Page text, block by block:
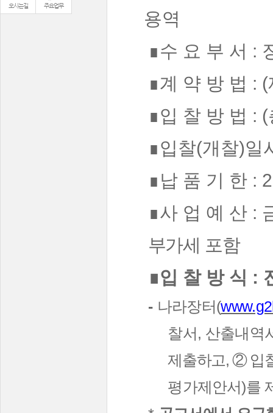
오시는길 주요업무
용역
∎수 요 부 서 :
∎계 약 방 법 : (
∎입 찰 방 법 : (
∎입찰(개찰)일
∎ 납 품 기 한 :
∎사 업 예 산 :
부가세 포함
∎입 찰 방 식 :
- 나라장터(
찰서 , 산출내역
제출하고,② 입
평가제안서)를